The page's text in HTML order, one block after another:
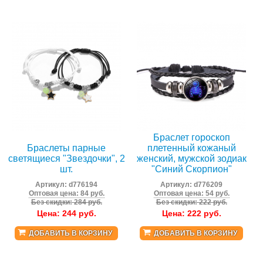
Браслеты парные
светящиеся "Звездочки", 2
шт.
Артикул:d776194
Оптовая цена: 84 руб.
Без скидки: 284 руб.
Цена: 244руб.
ДОБАВИТЬ В КОРЗИНУ
Браслет гороскоп
плетенный кожаный
женский, мужской зодиак
"Синий Скорпион"
Артикул:d776209
Оптовая цена: 54 руб.
Без скидки: 222 руб.
Цена: 222руб.
ДОБАВИТЬ В КОРЗИНУ